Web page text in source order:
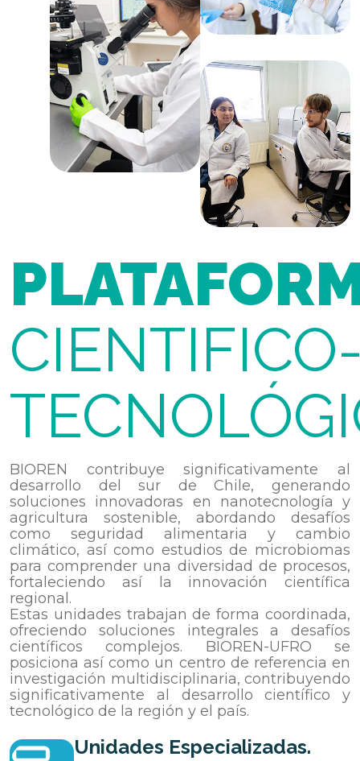
BIOREN contribuye significativamente al
desarrollo del sur de Chile, generando
soluciones innovadoras en nanotecnología y
agricultura sostenible, abordando desafíos
como seguridad alimentaria y cambio
climático, así como estudios de microbiomas
para comprender una diversidad de procesos,
fortaleciendo así la innovación científica
regional.
Estas unidades trabajan de forma coordinada,
ofreciendo soluciones integrales a desafíos
científicos complejos. BIOREN-UFRO se
posiciona así como un centro de referencia en
investigación multidisciplinaria, contribuyendo
significativamente al desarrollo científico y
tecnológico de la región y el país.
Unidades Especializadas.